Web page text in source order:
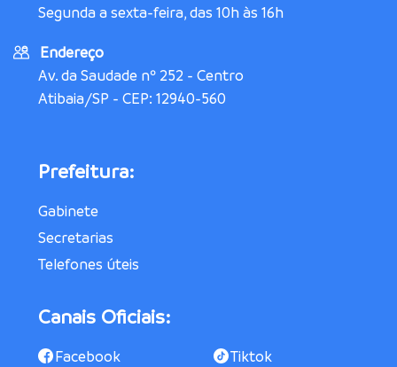
Segunda a sexta-feira, das 10h às 16h
Endereço
Av. da Saudade nº 252 - Centro
Atibaia/SP - CEP: 12940-560
Prefeitura:
Gabinete
Secretarias
Telefones úteis
Canais Oficiais:
Facebook
Tiktok